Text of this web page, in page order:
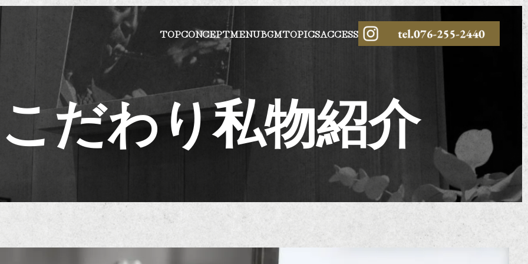
TOPCONCEPTMENUBGMTOPICSACCESS
こだわり私物紹介